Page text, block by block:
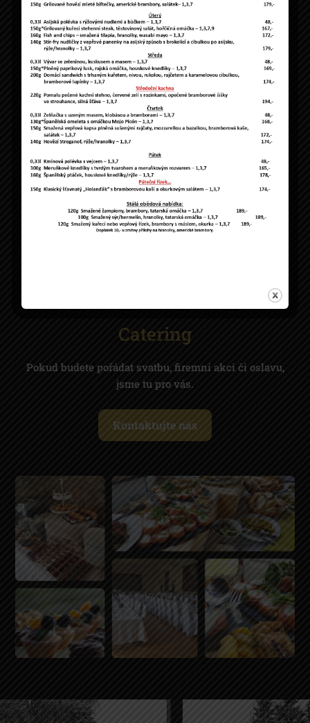
ČÍST VÍCE
Řízkový víkend 7.-9.2.2025
Rezervace přijímáme mailem na info@cerna-
perla.cz nebo na tel....
Více zde
Catering
Pokud budete pořádat svatbu, firemní akci či oslavu,
jsme tu pro vás.
Kontaktujte nás